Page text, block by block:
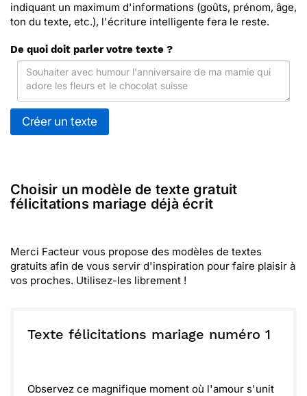
indiquant un maximum d'informations (goûts, prénom, âge,
ton du texte, etc.), l'écriture intelligente fera le reste.
De quoi doit parler votre texte ?
Créer un texte
Choisir un modèle de texte gratuit
félicitations mariage déjà écrit
Merci Facteur vous propose des modèles de textes
gratuits afin de vous servir d'inspiration pour faire plaisir à
vos proches. Utilisez-les librement !
Texte félicitations mariage numéro 1
Observez ce magnifique moment où l'amour s'unit